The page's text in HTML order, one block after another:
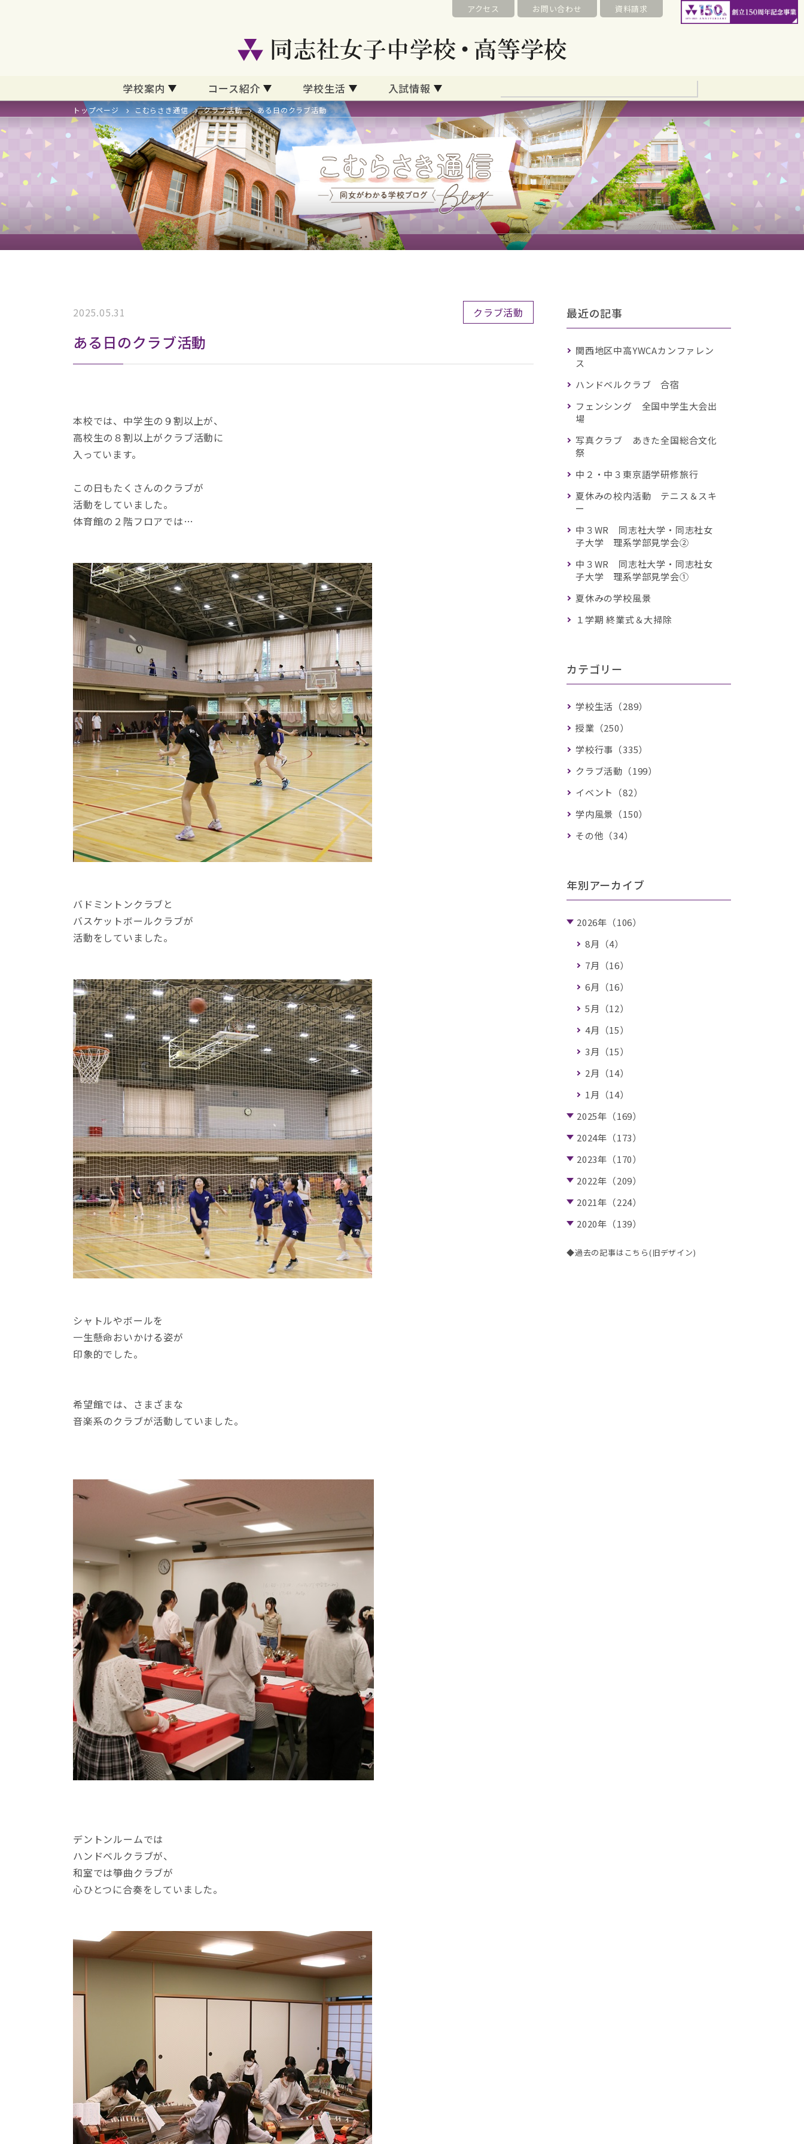
アクセス お問い合わせ 資料請求
学校案内 コース紹介 学校生活 入試情報
トップページ こむらさき通信 クラブ活動 ある日のクラブ活動
2025.05.31 クラブ活動
ある日のクラブ活動
本校では、中学生の９割以上が、
高校生の８割以上がクラブ活動に
入っています。
この日もたくさんのクラブが
活動をしていました。
体育館の２階フロアでは…
バドミントンクラブと
バスケットボールクラブが
活動をしていました。
シャトルやボールを
一生懸命おいかける姿が
印象的でした。
希望館では、さまざまな
音楽系のクラブが活動していました。
デントンルームでは
ハンドベルクラブが、
和室では箏曲クラブが
心ひとつに合奏をしていました。
最近の記事
関西地区中高YWCAカンファレン
ス
ハンドベルクラブ 合宿
フェンシング 全国中学生大会出
場
写真クラブ あきた全国総合文化
祭
中２・中３東京語学研修旅行
夏休みの校内活動 テニス＆スキ
ー
中３WR 同志社大学・同志社女
子大学 理系学部見学会②
中３WR 同志社大学・同志社女
子大学 理系学部見学会①
夏休みの学校風景
１学期 終業式＆大掃除
カテゴリー
学校生活（289）
授業（250）
学校行事（335）
クラブ活動（199）
イベント（82）
学内風景（150）
その他（34）
年別アーカイブ
2026年（106）
8月（4）
7月（16）
6月（16）
5月（12）
4月（15）
3月（15）
2月（14）
1月（14）
2025年（169）
2024年（173）
2023年（170）
2022年（209）
2021年（224）
2020年（139）
◆過去の記事はこちら(旧デザイン)